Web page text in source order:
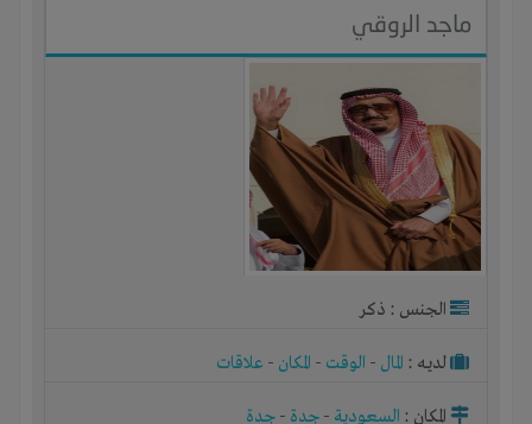
ماجد الروقي
الجنس : ذكر
لديـه : المال - الوقت - المكان - علاقات
المكان : السعودية - جدة - جدة